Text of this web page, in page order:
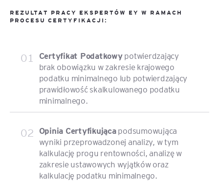
REZULTAT PRACY EKSPERTÓW EY W RAMACH
PROCESU CERTYFIKACJI:
01 Certyfikat Podatkowypotwierdzający
brak obowiązku w zakresie krajowego
podatku minimalnego lub potwierdzający
prawidłowość skalkulowanego podatku
minimalnego.
02 Opinia Certyfikującapodsumowująca
wyniki przeprowadzonej analizy, w tym
kalkulację progu rentowności, analizę w
zakresie ustawowych wyjątków oraz
kalkulację podatku minimalnego.